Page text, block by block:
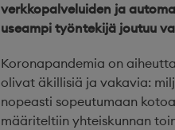
verkkopalveluiden ja
useampi työntekijä joutuu
Koronapandemia on
olivat äkillisiä ja vakavia:
nopeasti sopeutumaan
määriteltiin yhteiskunnan